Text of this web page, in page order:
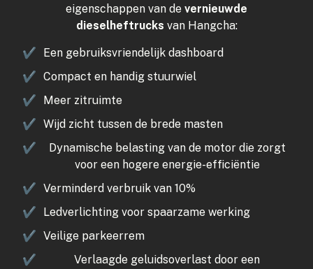
eigenschappen van de vernieuwde
dieselheftrucks van Hangcha:
✔
Een gebruiksvriendelijk dashboard
✔ Compact en handig stuurwiel
✔
Meer zitruimte
✔ Wijd zicht tussen de brede masten
✔
Dynamische belasting van de motor die zorgt
voor een hogere energie-efficiëntie
✔ Verminderd verbruik van 10%
✔
Ledverlichting voor spaarzame werking
✔ Veilige parkeerrem
✔
Verlaagde geluidsoverlast door een